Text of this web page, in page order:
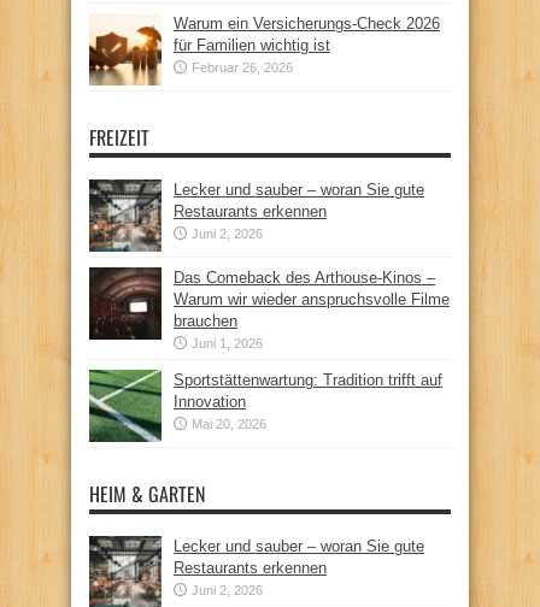
Warum ein Versicherungs-Check 2026
für Familien wichtig ist
Februar 26, 2026
FREIZEIT
Lecker und sauber – woran Sie gute
Restaurants erkennen
Juni 2, 2026
Das Comeback des Arthouse-Kinos –
Warum wir wieder anspruchsvolle Filme
brauchen
Juni 1, 2026
Sportstättenwartung: Tradition trifft auf
Innovation
Mai 20, 2026
HEIM & GARTEN
Lecker und sauber – woran Sie gute
Restaurants erkennen
Juni 2, 2026